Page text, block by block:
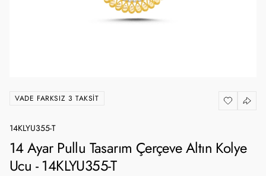
VADE FARKSIZ 3 TAKSIT
14KLYU355-T
14 Ayar Pullu Tasarım Çerçeve Altın Kolye
Ucu - 14KLYU355-T